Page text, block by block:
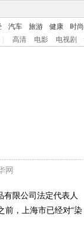
汽车 旅游 健康 时尚
高清 电影 电视剧
网
限公司法定代表人
前，上海市已经对“染